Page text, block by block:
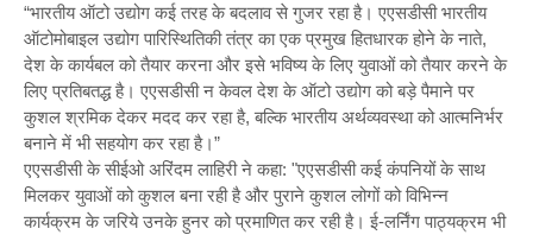
“भारतीय ऑटो उद्योग कई तरह के बदलाव से गुजर रहा है। एएसडीसी भारतीय
ऑटोमोबाइल उद्योग पारिस्थितिकी तंत्र का एक प्रमुख हितधारक होने के नाते,
देश के कार्यबल को तैयार करना और इसे भविष्य के लिए युवाओं को तैयार करने के
लिए प्रतिबतद्ध है। एएसडीसी न केवल देश के ऑटो उद्योग को बड़े पैमाने पर
कुशल श्रमिक देकर मदद कर रहा है, बल्कि भारतीय अर्थव्यवस्था को आत्मनिर्भर
बनाने में भी सहयोग कर रहा है।”
एएसडीसी के सीईओ अरिंदम लाहिरी ने कहा: "एएसडीसी कई कंपनियों के साथ
मिलकर युवाओं को कुशल बना रही है और पुराने कुशल लोगों को विभिन्‍न
कार्यक्रम के जरिये उनके हुनर को प्रमाणित कर रही है। ई-लर्निंग पाठ्यक्रम भी